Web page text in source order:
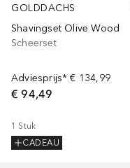
GOLDDACHS
Shavingset Olive Wood
Scheerset
Adviesprijs* € 134,99
€ 94,49
1 Stuk
CADEAU